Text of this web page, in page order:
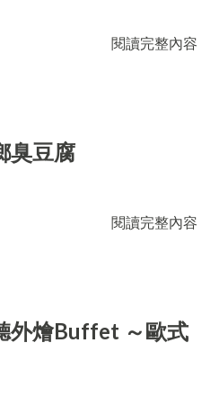
閱讀完整內容
臭豆腐
閱讀完整內容
外燴Buffet ～歐式